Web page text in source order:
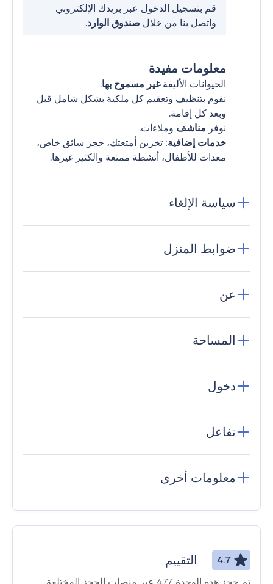
قم بتسجيل الدخول عبر بريدك الإلكتروني
واتصل بنا من خلال صندوق الوارد.
معلومات مفيدة
الحيوانات الأليفةغير مسموح بها.
نقوم بتنظيف وتعقيم كل ملكية بشكل شامل قبل
وبعد كل إقامة.
نوفر مناشف وملاءات.
خدمات إضافية: تخزين أمتعتك، حجز سائق خاص،
معدات للأطفال، أنشطة ممتعة والكثير غيرها.
سياسة الإلغاء
ضوابط المنزل
عن
المساحة
دخول
تفاعل
معلومات أخرى
4.7 التقييم